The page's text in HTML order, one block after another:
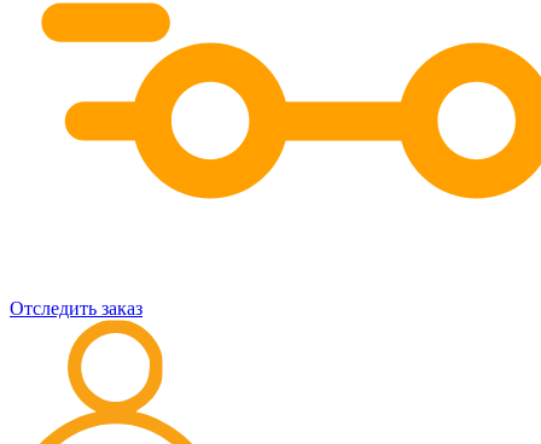
Отследить заказ